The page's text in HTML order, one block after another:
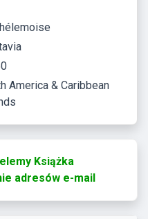
America & Caribbean
Książka
adresów e-mail